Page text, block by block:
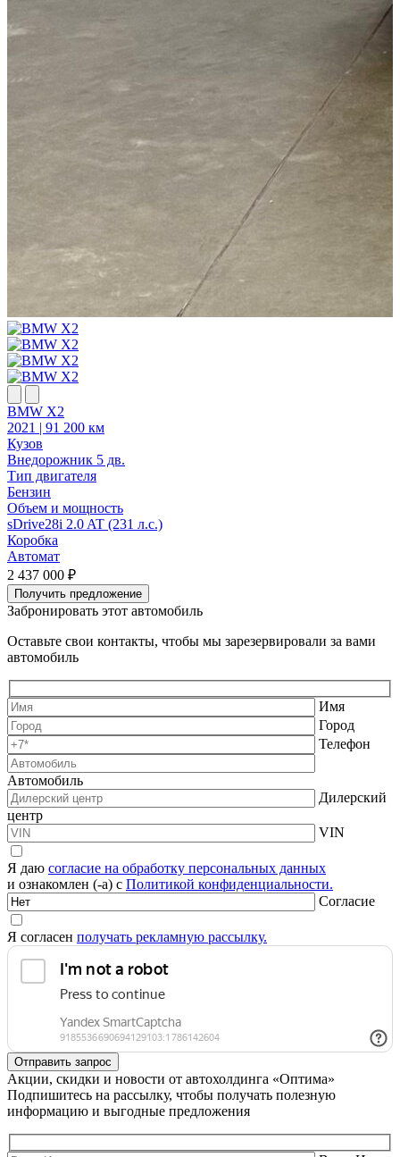
BMW X2
2021 | 91 200 км
Кузов
Внедорожник 5 дв.
Тип двигателя
Бензин
Объем и мощность
sDrive28i 2.0 AT (231 л.с.)
Коробка
Автомат
2 437 000 ₽
Получить предложение
Забронировать этот автомобиль
Оставьте свои контакты, чтобы мы зарезервировали за вами
автомобиль
Имя
Город
Телефон
Автомобиль
Дилерский
центр
VIN
Я даю согласие на обработку персональных данных
и ознакомлен (-а) с Политикой конфиденциальности.
Согласие
Я согласен получать рекламную рассылку.
Акции, скидки и новости от автохолдинга «Оптима»
Подпишитесь на рассылку, чтобы получать полезную
информацию и выгодные предложения